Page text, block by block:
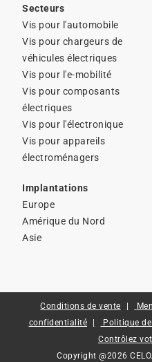
Secteurs
Vis pour l'automobile
Vis pour chargeurs de
véhicules électriques
Vis pour l'e-mobilité
Vis pour composants
électriques
Vis pour l'électronique
Vis pour appareils
électroménagers
Implantations
Europe
Amérique du Nord
Asie
Conditions de vente
confidentialité
Politique
Contrôlez
Copyright @2026